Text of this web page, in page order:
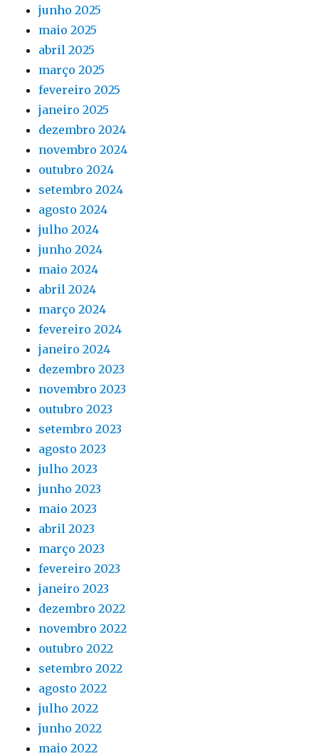
junho 2025
maio 2025
abril 2025
março 2025
fevereiro 2025
janeiro 2025
dezembro 2024
novembro 2024
outubro 2024
setembro 2024
agosto 2024
julho 2024
junho 2024
maio 2024
abril 2024
março 2024
fevereiro 2024
janeiro 2024
dezembro 2023
novembro 2023
outubro 2023
setembro 2023
agosto 2023
julho 2023
junho 2023
maio 2023
abril 2023
março 2023
fevereiro 2023
janeiro 2023
dezembro 2022
novembro 2022
outubro 2022
setembro 2022
agosto 2022
julho 2022
junho 2022
maio 2022